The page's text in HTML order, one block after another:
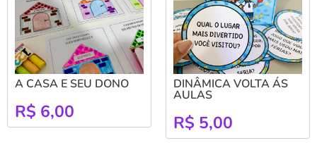
A CASA E SEU DONO
R$ 6,00
DINÂMICA VOLTA ÁS
AULAS
R$ 5,00